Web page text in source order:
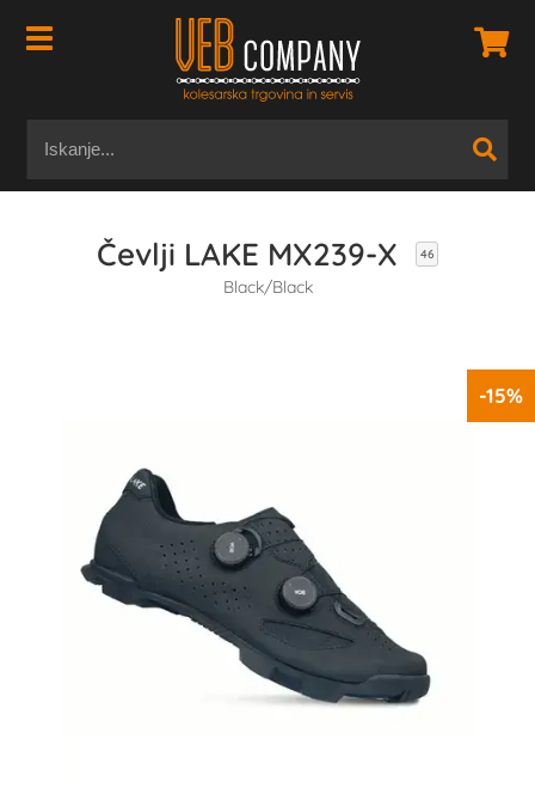
Čevlji LAKE MX239-X 46
Black/Black
-15%